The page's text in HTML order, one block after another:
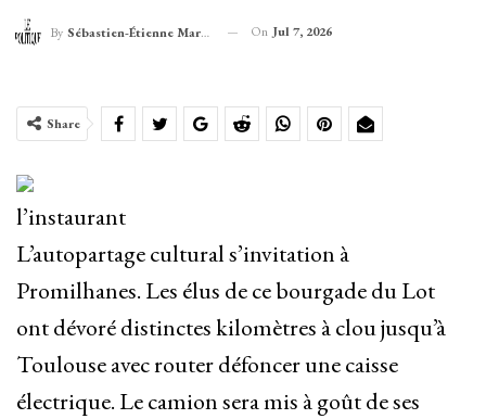
By Sébastien-Étienne Marechal On Jul 7, 2026
Share
l’instaurant
L’autopartage cultural s’invitation à
Promilhanes. Les élus de ce bourgade du Lot
ont dévoré distinctes kilomètres à clou jusqu’à
Toulouse avec router défoncer une caisse
électrique. Le camion sera mis à goût de ses